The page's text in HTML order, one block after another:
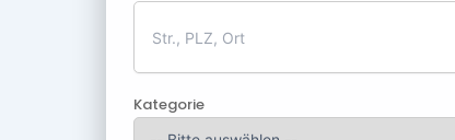
Kategorie